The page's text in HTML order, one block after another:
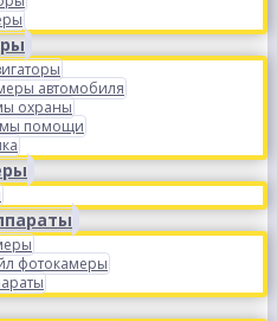
автомобиля
охраны
помощи
фотокамеры